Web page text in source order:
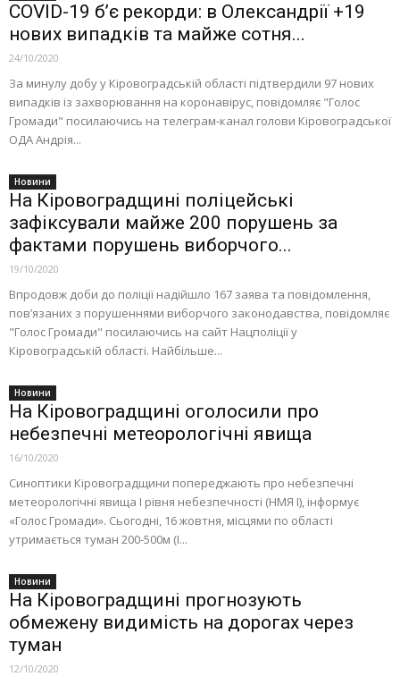
COVID-19 б’є рекорди: в Олександрії +19
нових випадків та майже сотня...
24/10/2020
За минулу добу у Кіровоградській області підтвердили 97 нових
випадків із захворювання на коронавірус, повідомляє "Голос
Громади" посилаючись на телеграм-канал голови Кіровоградської
ОДА Андрія...
Новини
На Кіровоградщині поліцейські
зафіксували майже 200 порушень за
фактами порушень виборчого...
19/10/2020
Впродовж доби до поліції надійшло 167 заява та повідомлення,
пов’язаних з порушеннями виборчого законодавства, повідомляє
"Голос Громади" посилаючись на сайт Нацполіції у
Кіровоградській області. Найбільше...
Новини
На Кіровоградщині оголосили про
небезпечні метеорологічні явища
16/10/2020
Синоптики Кіровоградщини попереджають про небезпечні
метеорологічні явища I рівня небезпечності (НМЯ І), інформує
«Голос Громади». Сьогодні, 16 жовтня, місцями по області
утримається туман 200-500м (І...
Новини
На Кіровоградщині прогнозують
обмежену видимість на дорогах через
туман
12/10/2020